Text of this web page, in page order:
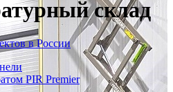
склад
в России
PIR Premier